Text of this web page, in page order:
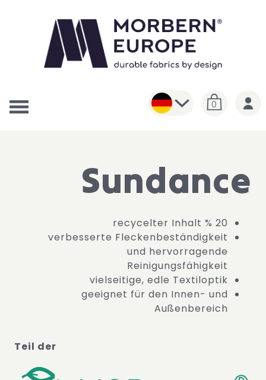
0
Sundance
20 % recycelter Inhalt
verbesserte Fleckenbeständigkeit
und hervorragende
Reinigungsfähigkeit
vielseitige, edle Textiloptik
geeignet für den Innen- und
Außenbereich
Teil der